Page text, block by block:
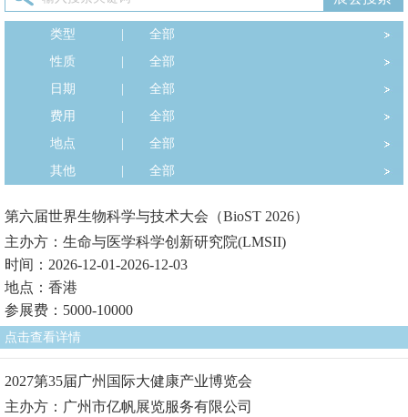
类型
全部
性质
全部
日期
全部
费用
全部
地点
全部
其他
全部
第六届世界生物科学与技术大会（BioST 2026）
主办方：生命与医学科学创新研究院(LMSII)
时间：2026-12-01-2026-12-03
地点：香港
参展费：5000-10000
点击查看详情
2027第35届广州国际大健康产业博览会
主办方：广州市亿帆展览服务有限公司